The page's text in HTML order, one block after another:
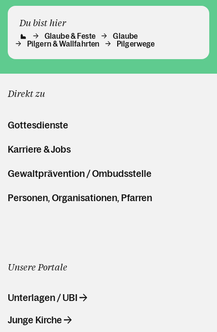
Du bist hier
Glaube & Feste
Glaube
Pilgern & Wallfahrten
Pilgerwege
Direkt zu
Gottesdienste
Karriere & Jobs
Gewaltprävention / Ombudsstelle
Personen, Organisationen, Pfarren
Unsere Portale
Unterlagen / UBI
Junge Kirche